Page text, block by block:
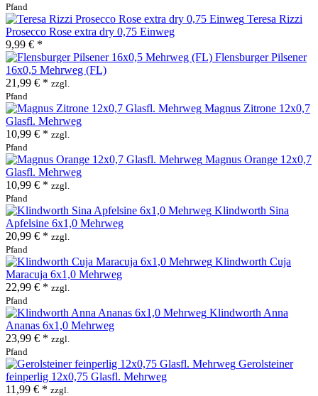
Pfand
Teresa Rizzi
Prosecco Rose extra dry 0,75 Einweg
9,99 € *
Flensburger Pilsener
16x0,5 Mehrweg (FL)
21,99 € * zzgl.
Pfand
Magnus Zitrone 12x0,7
Glasfl. Mehrweg
10,99 € * zzgl.
Pfand
Magnus Orange 12x0,7
Glasfl. Mehrweg
10,99 € * zzgl.
Pfand
Klindworth Sina
Apfelsine 6x1,0 Mehrweg
20,99 € * zzgl.
Pfand
Klindworth Cuja
Maracuja 6x1,0 Mehrweg
22,99 € * zzgl.
Pfand
Klindworth Anna
Ananas 6x1,0 Mehrweg
23,99 € * zzgl.
Pfand
Gerolsteiner
feinperlig 12x0,75 Glasfl. Mehrweg
11,99 € * zzgl.